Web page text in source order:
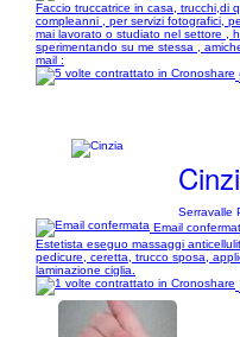
Faccio truccatrice in casa, trucchi,di
compleanni , per servizi fotografici,
mai lavorato o studiato nel settore ,
sperimentando su me stessa ,
mail :
Serravalle
Email
Estetista eseguo massaggi
pedicure, ceretta, trucco sposa,
laminazione ciglia.